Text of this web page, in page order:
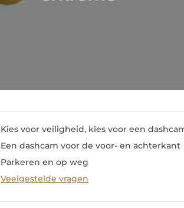
Kies voor veiligheid, kies voor een
Een dashcam voor de voor- en achterkant
Parkeren en op weg
Veelgestelde vragen